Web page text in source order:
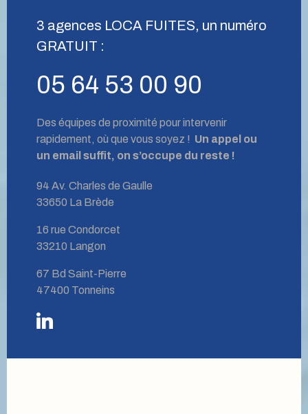
3 agences LOCA FUITES, un numéro
GRATUIT :
05 64 53 00 90
Des équipes de proximité pour intervenir
rapidement, où que vous soyez ! Un appel ou
un email suffit, on s’occupe du reste !
94 Av. Charles de Gaulle
33650 La Brède
16 rue Condorcet
33210 Langon
67 Bd Saint-Pierre
47400 Tonneins